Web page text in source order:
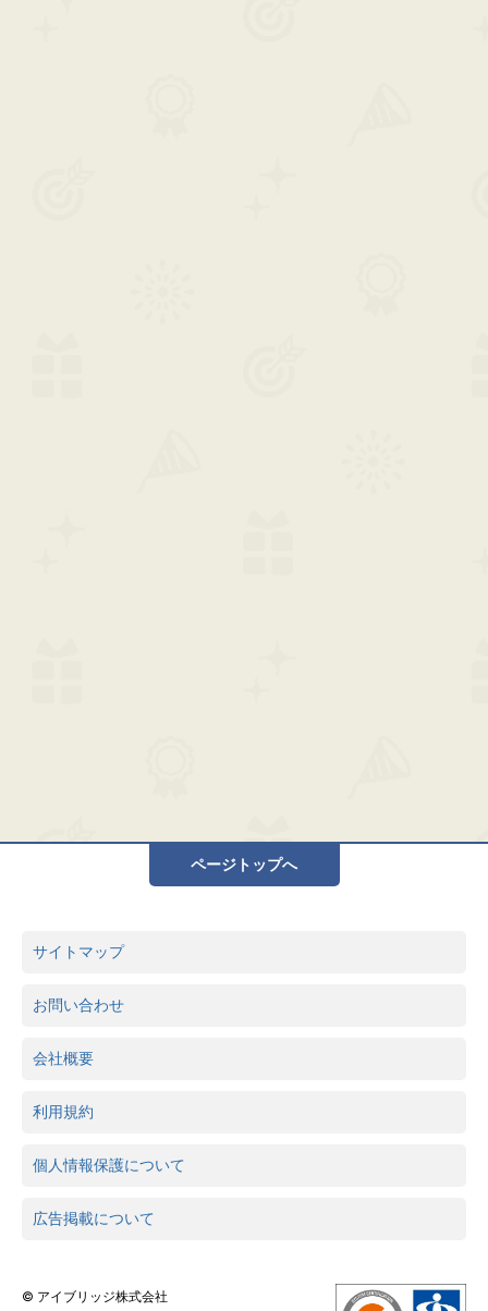
ページトップへ
サイトマップ
お問い合わせ
会社概要
利用規約
個人情報保護について
広告掲載について
© アイブリッジ株式会社